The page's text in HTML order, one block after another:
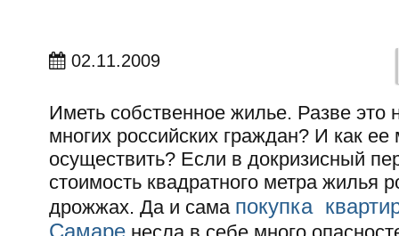
02.11.2009
Иметь собственное жилье. Разве это
многих российских граждан? И как
осуществить? Если в докризисный
стоимость квадратного метра жилья
дрожжах. Да и сама покупка
Самаре